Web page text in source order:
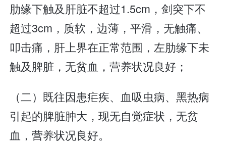
肋缘下触及肝脏不超过1.5cm，剑突下不
超过3cm，质软，边薄，平滑，无触痛、
叩击痛，肝上界在正常范围，左肋缘下未
触及脾脏，无贫血，营养状况良好；
（二）既往因患疟疾、血吸虫病、黑热病
引起的脾脏肿大，现无自觉症状，无贫
血，营养状况良好。